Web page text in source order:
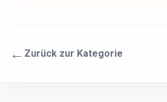
← Zurück zur Kategorie